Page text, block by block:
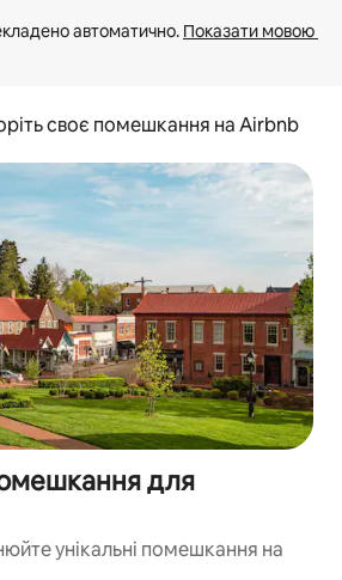
автоматично. Показати мовою
своє помешкання на Airbnb
для
унікальні помешкання на